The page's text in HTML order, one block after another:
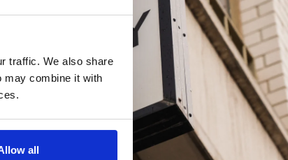
traffic. We also share
may combine it with
all